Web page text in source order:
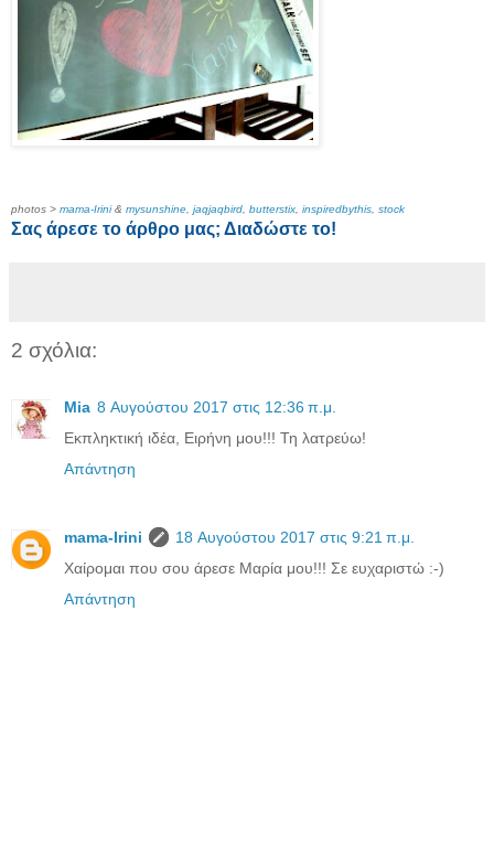
photos > mama-Irini& mysunshine, jaqjaqbird, butterstix, inspiredbythis, stock
Σας άρεσε το άρθρο μας; Διαδώστε το!
2 σχόλια:
Mia 8 Αυγούστου 2017 στις 12:36 π.μ.
Εκπληκτική ιδέα, Ειρήνη μου!!! Τη λατρεύω!
Απάντηση
mama-Irini
18 Αυγούστου 2017 στις 9:21 π.μ.
Χαίρομαι που σου άρεσε Μαρία μου!!! Σε ευχαριστώ :-)
Απάντηση